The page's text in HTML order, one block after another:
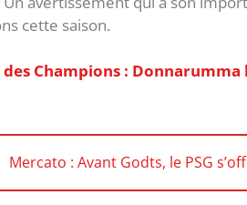
cette saison.
des Champions :
Mercato : Avant Godts, le PSG